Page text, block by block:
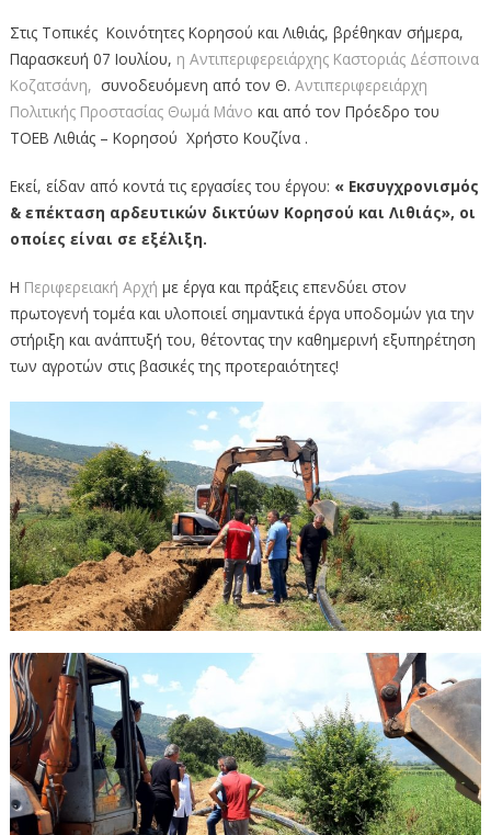
Στις Τοπικές Κοινότητες Κορησού και Λιθιάς, βρέθηκαν σήμερα,
Παρασκευή 07 Ιουλίου, η Αντιπεριφερειάρχης Καστοριάς Δέσποινα
Κοζατσάνη, συνοδευόμενη από τον Θ. Αντιπεριφερειάρχη
Πολιτικής Προστασίας Θωμά Μάνο και από τον Πρόεδρο του
ΤΟΕΒ Λιθιάς – Κορησού Χρήστο Κουζίνα .
Εκεί, είδαν από κοντά τις εργασίες του έργου: « Εκσυγχρονισμός
& επέκταση αρδευτικών δικτύων Κορησού και Λιθιάς», οι
οποίες είναι σε εξέλιξη.
Η Περιφερειακή Αρχή με έργα και πράξεις επενδύει στον
πρωτογενή τομέα και υλοποιεί σημαντικά έργα υποδομών για την
στήριξη και ανάπτυξή του, θέτοντας την καθημερινή εξυπηρέτηση
των αγροτών στις βασικές της προτεραιότητες!